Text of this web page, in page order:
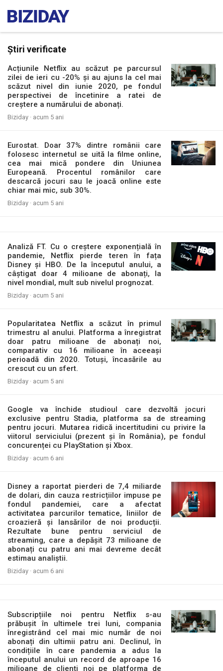
Știri verificate
Acțiunile Netflix au scăzut pe parcursul
zilei de ieri cu -20% și au ajuns la cel mai
scăzut nivel din iunie 2020, pe fondul
perspectivei de încetinire a ratei de
creștere a numărului de abonați.
Biziday · acum 5 ani
Eurostat. Doar 37% dintre românii care
folosesc internetul se uită la filme online,
cea mai mică pondere din Uniunea
Europeană. Procentul românilor care
descarcă jocuri sau le joacă online este
chiar mai mic, sub 30%.
Biziday · acum 5 ani
Analiză FT. Cu o creștere exponențială în
pandemie, Netflix pierde teren în fața
Disney și HBO. De la începutul anului, a
câștigat doar 4 milioane de abonați, la
nivel mondial, mult sub nivelul prognozat.
Biziday · acum 5 ani
Popularitatea Netflix a scăzut în primul
trimestru al anului. Platforma a înregistrat
doar patru milioane de abonați noi,
comparativ cu 16 milioane în aceeași
perioadă din 2020. Totuși, încasările au
crescut cu un sfert.
Biziday · acum 5 ani
Google va închide studioul care dezvoltă jocuri
exclusive pentru Stadia, platforma sa de streaming
pentru jocuri. Mutarea ridică incertitudini cu privire la
viitorul serviciului (prezent și în România), pe fondul
concurenței cu PlayStation și Xbox.
Biziday · acum 6 ani
Disney a raportat pierderi de 7,4 miliarde
de dolari, din cauza restricțiilor impuse pe
fondul pandemiei, care a afectat
activitatea parcurilor tematice, liniilor de
croazieră și lansărilor de noi producții.
Rezultate bune pentru serviciul de
streaming, care a depășit 73 milioane de
abonați cu patru ani mai devreme decât
estimau analiștii.
Biziday · acum 6 ani
Subscripțiile noi pentru Netflix s-au
prăbușit în ultimele trei luni, compania
înregistrând cel mai mic număr de noi
abonați din ultimii patru ani. Declinul, în
condițiile în care pandemia a adus la
începutul anului un record de aproape 16
milioane de clienți noi pe platforma de